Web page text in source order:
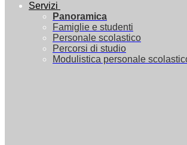
Servizi
Panoramica
Famiglie e studenti
Personale scolastico
Percorsi di studio
Modulistica personale